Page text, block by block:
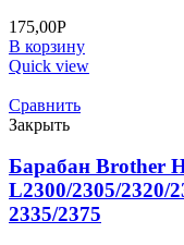
175,00Р
В корзину
Quick view
Сравнить
Закрыть
Барабан Brother
L2300/2305/2320/
2335/2375